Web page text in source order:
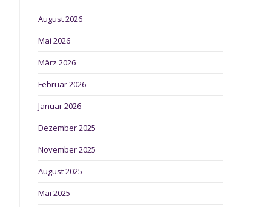
August 2026
Mai 2026
März 2026
Februar 2026
Januar 2026
Dezember 2025
November 2025
August 2025
Mai 2025